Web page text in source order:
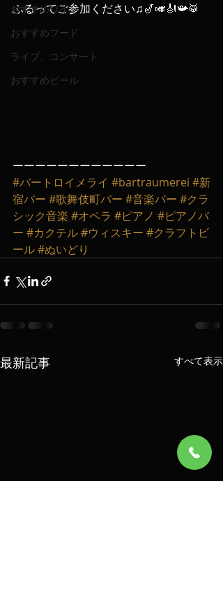
おすすめワイン
おすすめフード
ライブ、コンサート
おすすめビール
ふるってご参加ください♫🎷🎺🎻📯🥁
ーーーーーーーーーーーー
#バートロイメライ #bartraumerei #新
宿バー #歌舞伎町バー #音楽バー #クラ
シック音楽 #オペラ #ピアノ #ピアノバ
ー #カクテル#ウィスキー #クラフトビ
ール#ぬいどり
最新記事 すべて表示